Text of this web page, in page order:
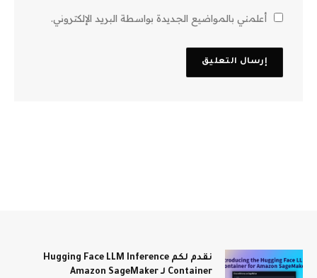
أعلمني بالمواضيع الجديدة بواسطة البريد الإلكتروني.
نقدم لكم Hugging Face LLM Inference
Container لـ Amazon SageMaker